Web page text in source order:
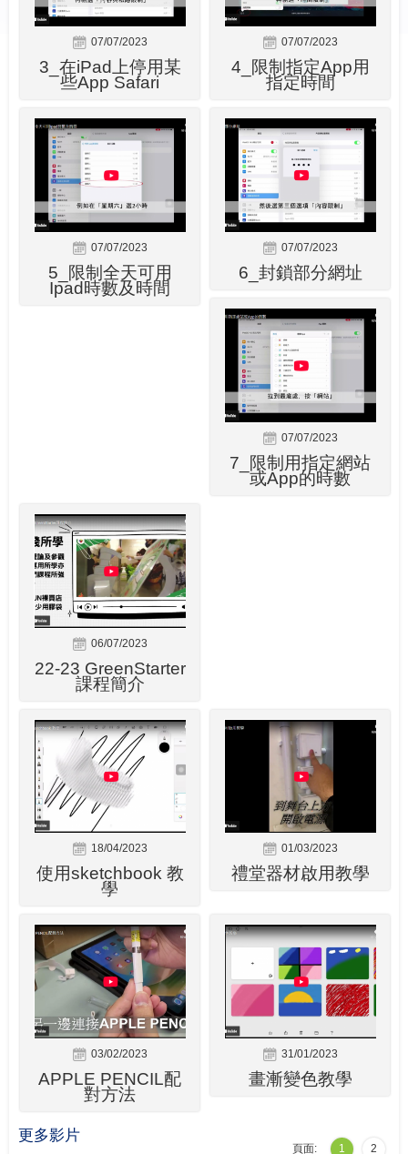
07/07/2023
3_在iPad上停用某
些App Safari
07/07/2023
4_限制指定App用
指定時間
07/07/2023
5_限制全天可用
Ipad時數及時間
07/07/2023
6_封鎖部分網址
07/07/2023
7_限制用指定網站
或App的時數
06/07/2023
22-23 GreenStarter
課程簡介
18/04/2023
使用sketchbook 教
學
01/03/2023
禮堂器材啟用教學
03/02/2023
APPLE PENCIL配
對方法
31/01/2023
畫漸變色教學
頁面: 1 2
更多影片